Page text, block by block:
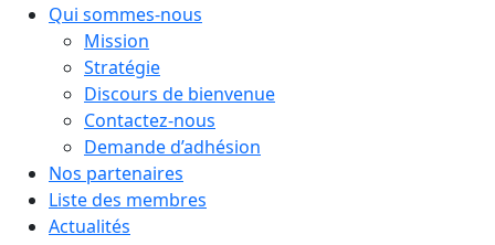
Qui sommes-nous
Mission
Stratégie
Discours de bienvenue
Contactez-nous
Demande d’adhésion
Nos partenaires
Liste des membres
Actualités